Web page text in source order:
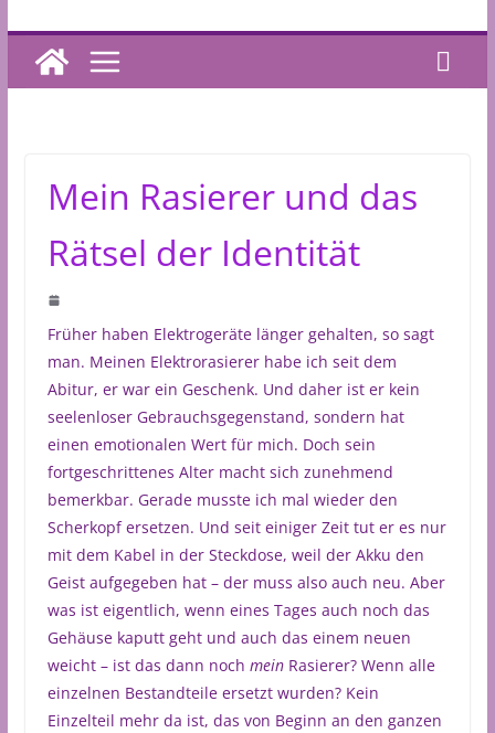
Mein Rasierer und das
Rätsel der Identität
Früher haben Elektrogeräte länger gehalten, so sagt
man. Meinen Elektrorasierer habe ich seit dem
Abitur, er war ein Geschenk. Und daher ist er kein
seelenloser Gebrauchsgegenstand, sondern hat
einen emotionalen Wert für mich. Doch sein
fortgeschrittenes Alter macht sich zunehmend
bemerkbar. Gerade musste ich mal wieder den
Scherkopf ersetzen. Und seit einiger Zeit tut er es nur
mit dem Kabel in der Steckdose, weil der Akku den
Geist aufgegeben hat – der muss also auch neu. Aber
was ist eigentlich, wenn eines Tages auch noch das
Gehäuse kaputt geht und auch das einem neuen
weicht – ist das dann noch meinRasierer? Wenn alle
einzelnen Bestandteile ersetzt wurden? Kein
Einzelteil mehr da ist, das von Beginn an den ganzen